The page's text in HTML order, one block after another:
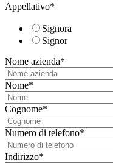
Appellativo*
Signora
Signor
Nome azienda*
Nome*
Cognome*
Numero di telefono*
Indirizzo*